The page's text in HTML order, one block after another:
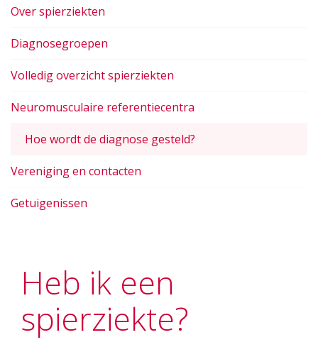
Over spierziekten
Diagnosegroepen
Volledig overzicht spierziekten
Neuromusculaire referentiecentra
Hoe wordt de diagnose gesteld?
Vereniging en contacten
Getuigenissen
Heb ik een
spierziekte?